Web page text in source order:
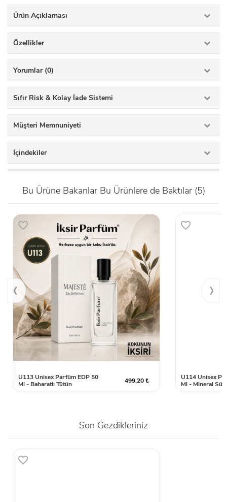
Ürün Açıklaması
Özellikler
Yorumlar (0)
Sıfır Risk & Kolay İade Sistemi
Müşteri Memnuniyeti
İçindekiler
Bu Ürüne Bakanlar Bu Ürünlere de Baktılar (5)
U113 Unisex Parfüm EDP 50
Ml - Baharatlı Tütün
499,20 ₺
U114 Unisex
Ml - Mineral Süet
‹ ›
Son Gezdikleriniz